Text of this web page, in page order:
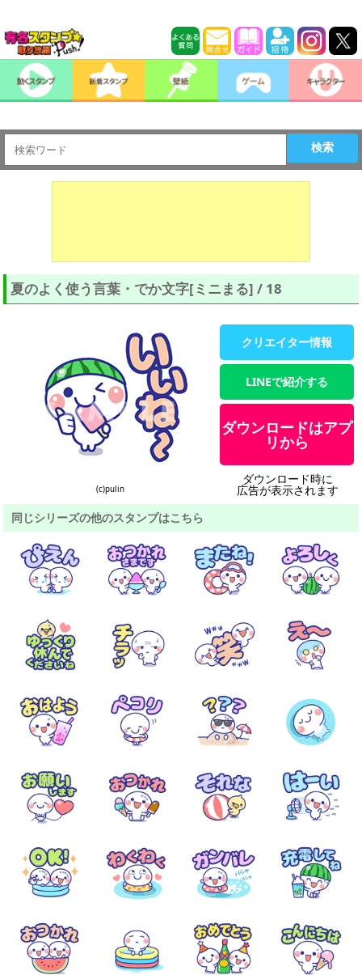
検索
夏のよく使う言葉・でか文字[ミニまる] / 18
(c)pulin
クリエイター情報
LINEで紹介する
ダウンロードはアプ
リから
ダウンロード時に
広告が表示されます
同じシリーズの他のスタンプはこちら